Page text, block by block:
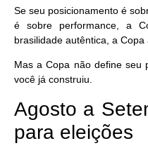
Se seu posicionamento é
é sobre performance, a
brasilidade autêntica, a Copa
Mas a Copa não defineseu
você já construiu.
Agosto a
para eleições